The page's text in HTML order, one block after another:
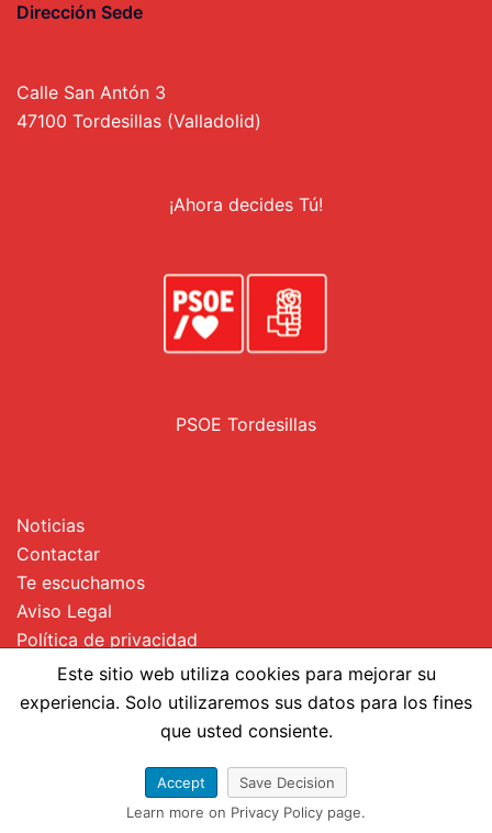
Dirección Sede
Calle San Antón 3
47100 Tordesillas (Valladolid)
¡Ahora decides Tú!
PSOE Tordesillas
Noticias
Contactar
Te escuchamos
Aviso Legal
Política de privacidad
Uso de Cookies
© 2026 PSOE Todesillas.
Este sitio web utiliza cookies para mejorar su
experiencia. Solo utilizaremos sus datos para los fines
que usted consiente.
Accept
Save Decision
Learn more on Privacy Policy page.